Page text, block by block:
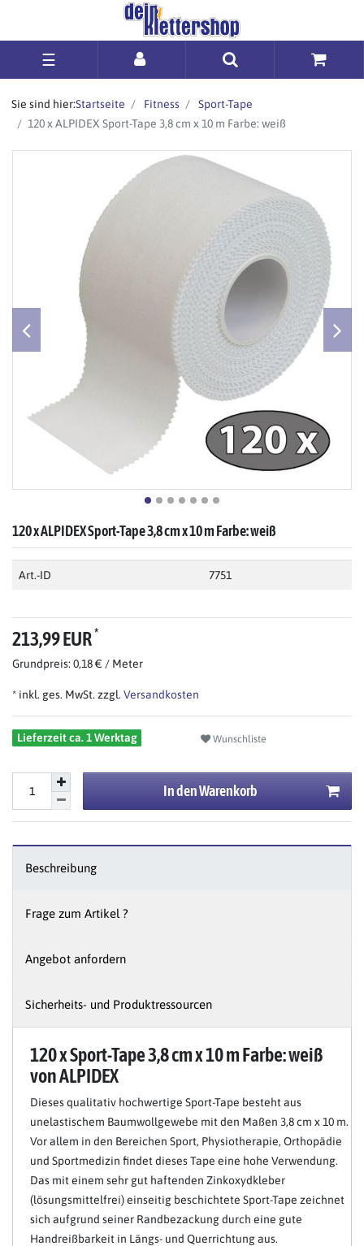
☰
Sie sind hier:Startseite Fitness
Sport-Tape
120 x ALPIDEX Sport-Tape 3,8 cm x 10 m Farbe: weiß
120 x ALPIDEX Sport-Tape 3,8 cm x 10 m Farbe: weiß
Art.-ID 7751
213,99 EUR*
Grundpreis: 0,18 € / Meter
* inkl. ges. MwSt. zzgl. Versandkosten
Lieferzeit ca. 1 Werktag Wunschliste
In den Warenkorb
Beschreibung
Frage zum Artikel ?
Angebot anfordern
Sicherheits- und Produktressourcen
120 x Sport-Tape 3,8 cm x 10 m Farbe: weiß
von ALPIDEX
Dieses qualitativ hochwertige Sport-Tape besteht aus
unelastischem Baumwollgewebe mit den Maßen 3,8 cm x 10 m.
Vor allem in den Bereichen Sport, Physiotherapie, Orthopädie
und Sportmedizin findet dieses Tape eine hohe Verwendung.
Das mit einem sehr gut haftenden Zinkoxydkleber
(lösungsmittelfrei) einseitig beschichtete Sport-Tape zeichnet
sich aufgrund seiner Randbezackung durch eine gute
Handreißbarkeit in Längs- und Querrichtung aus.